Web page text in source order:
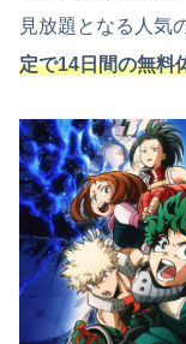
見放題となる人気
定で14日間の無料